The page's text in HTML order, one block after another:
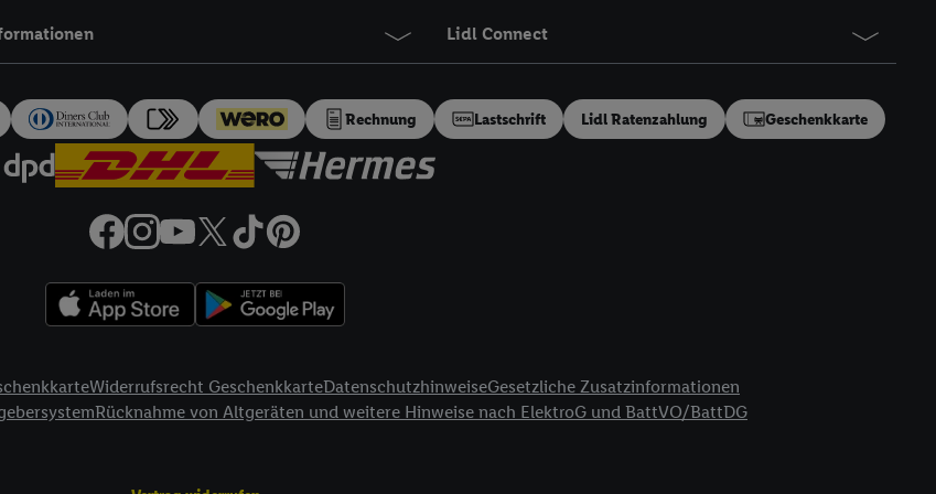
Lidl Connect
Rechnung Lastschrift Lidl Ratenzahlung Geschenkkarte
Widerrufsrecht GeschenkkarteDatenschutzhinweiseGesetzliche Zusatzinformationen
Rücknahme von Altgeräten und weitere Hinweise nach ElektroG und BattVO/BattDG
das Datenschutzportal von Utiq („consenthub“)
oder über „Anpassen“/„Nutzung der
Technologie für digitales Marketing“ am unteren Ende dieser Einwilligung (nur für
können Sie nur den Einsatz notwendiger Techniken zulassen. Durch einen Klick auf
zu sämtlichen vorgenannten Zwecken unter Einbindung sämtlicher
auch zur Speicherdauer der Daten und zu Ihrem Recht, Ihre Einwilligung
können Sie einzelne Verwendungszwecke oder Partner zulassen; das gilt auch für die
Zwecke und Funktionen im Rahmen des Einsatzes des IAB TCF für Werbung und
und Aufdeckung von Betrug und Fehlerbehebung, Bereitstellung und
Abgleichung und Kombination von Daten aus unterschiedlichen Quellen,
durch TTD und Nutzung der Telekommunikations-basierten Utiq-
sowie: